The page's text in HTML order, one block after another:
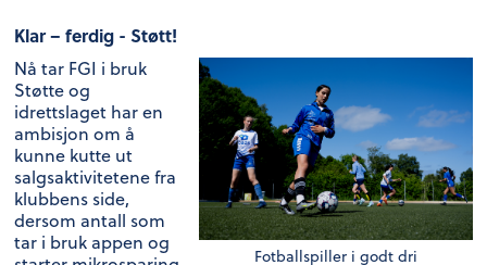
Klar – ferdig - Støtt!
Fotballspiller i godt dri
Nå tar FGI i bruk
Støtte og
idrettslaget har en
ambisjon om å
kunne kutte ut
salgsaktivitetene fra
klubbens side,
dersom antall som
tar i bruk appen og